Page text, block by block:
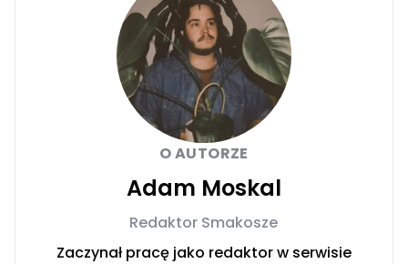
O AUTORZE
Adam Moskal
Redaktor Smakosze
Zaczynał pracę jako redaktor w serwisie